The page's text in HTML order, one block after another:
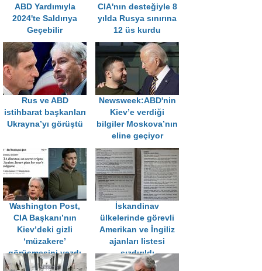
ABD Yardımıyla
2024'te Saldırıya
Geçebilir
CIA'nın desteğiyle 8
yılda Rusya sınırına
12 üs kurdu
Rus ve ABD
istihbarat başkanları
Ukrayna’yı görüştü
Newsweek:ABD'nin
Kiev’e verdiği
bilgiler Moskova’nın
eline geçiyor
Washington Post,
CIA Başkanı’nın
Kiev’deki gizli
‘müzakere’
görüşmesini yazdı
İskandinav
ülkelerinde görevli
Amerikan ve İngiliz
ajanları listesi
sızdırıldı